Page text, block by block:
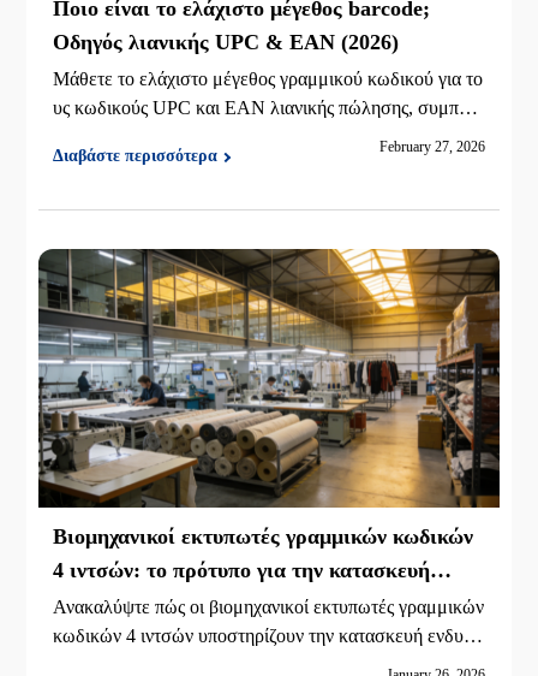
Ποιο είναι το ελάχιστο μέγεθος barcode;
Οδηγός λιανικής UPC & EAN (2026)
Μάθετε το ελάχιστο μέγεθος γραμμικού κωδικού για το
υς κωδικούς UPC και EAN λιανικής πώλησης, συμπερι
λαμβανομένων των κανόνων GS1, της διάστασης X, τω
ν ήσυχων ζώνων και των συμβουλών DPI για να μειώσ
Διαβάστε περισσότερα
February 27, 2026
Βιομηχανικοί εκτυπωτές γραμμικών κωδικών
4 ιντσών: το πρότυπο για την κατασκευή
ενδυμάτων και υφάσματος
Ανακαλύψτε πώς οι βιομηχανικοί εκτυπωτές γραμμικών
κωδικών 4 ιντσών υποστηρίζουν την κατασκευή ενδυμά
των και κλωστοϋφαντουργίας, από τις ετικέτες φροντίδα